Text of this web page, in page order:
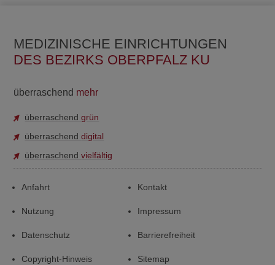
MEDIZINISCHE EINRICHTUNGEN
DES BEZIRKS OBERPFALZ KU
überraschend mehr
überraschendgrün
überraschenddigital
überraschendvielfältig
Anfahrt Kontakt
Nutzung Impressum
Datenschutz Barrierefreiheit
Copyright-Hinweis Sitemap